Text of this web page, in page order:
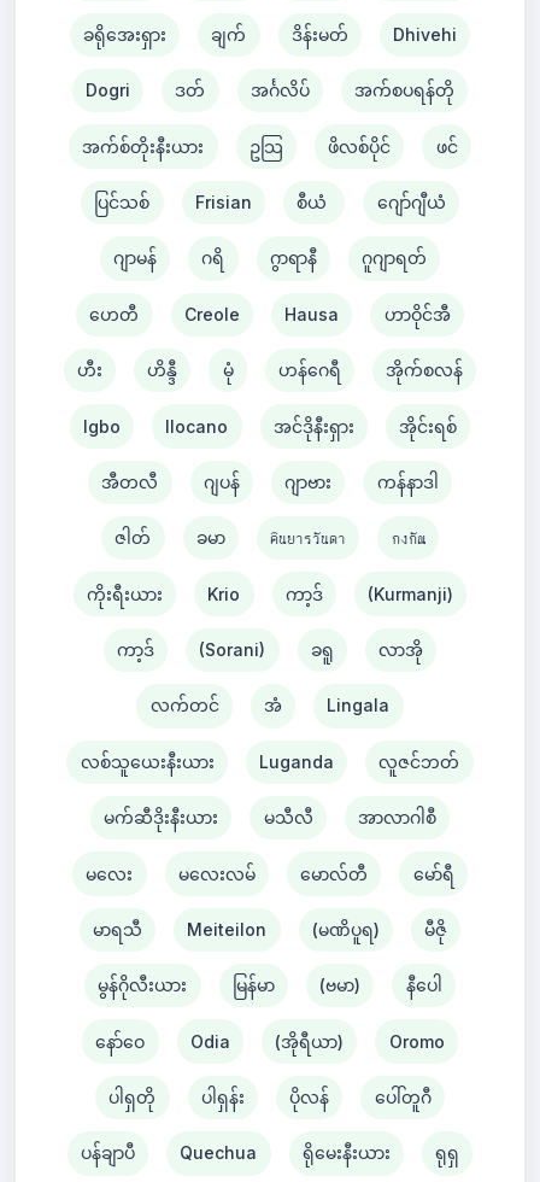
ခရိုအေးရှား ချက် ဒိန်းမတ် Dhivehi
Dogri ဒတ် အင်္ဂလိပ် အက်စပရန်တို
အက်စ်တိုးနီးယား ဥသြ ဖိလစ်ပိုင် ဖင်
ပြင်သစ် Frisian စီယံ ​​ ဂျော်ဂျီယံ
ဂျာမန် ဂရိ ဂွာရာနီ ဂူဂျာရတ်
ဟေတီ Creole Hausa ဟာဝိုင်အီ
ဟီး ဟိန္ဒီ မုံ ဟန်ဂေရီ အိုက်စလန်
Igbo Ilocano အင်ဒိုနီးရှား အိုင်းရစ်
အီတလီ ဂျပန် ဂျာဗား ကန်နာဒါ
ဇါတ် ခမာ คินยารวันดา กงกัณ
ကိုးရီးယား Krio ကာ့ဒ် (Kurmanji)
ကာ့ဒ် (Sorani) ခရူ လာအို
လက်တင် အံ Lingala
လစ်သူယေးနီးယား Luganda လူဇင်ဘတ်
မက်ဆီဒိုးနီးယား မသီလီ အာလာဂါစီ
မလေး မလေးလမ် မောလ်တီ မော်ရီ
မာရသီ Meiteilon (မဏိပူရ) မီဇို
မွန်ဂိုလီးယား မြန်မာ (ဗမာ) နီပေါ
နော်ဝေ Odia (အိုရီယာ) Oromo
ပါရှတို ပါရှန်း ပိုလန် ပေါ်တူဂီ
ပန်ချာပီ Quechua ရိုမေးနီးယား ရုရှ